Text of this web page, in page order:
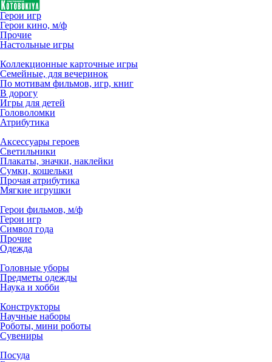
Герои игр
Герои кино, м/ф
Прочие
Настольные игры
Коллекционные карточные игры
Семейные, для вечеринок
По мотивам фильмов, игр, книг
В дорогу
Игры для детей
Головоломки
Атрибутика
Аксессуары героев
Светильники
Плакаты, значки, наклейки
Сумки, кошельки
Прочая атрибутика
Мягкие игрушки
Герои фильмов, м/ф
Герои игр
Символ года
Прочие
Одежда
Головные уборы
Предметы одежды
Наука и хобби
Конструкторы
Научные наборы
Роботы, мини роботы
Сувениры
Посуда